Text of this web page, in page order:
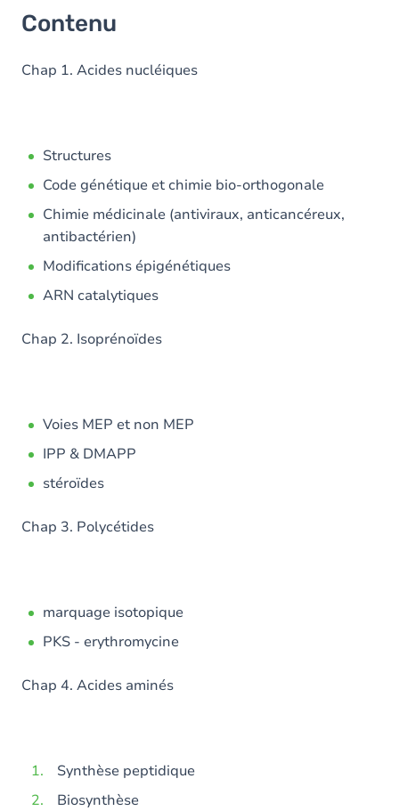
Contenu
Chap 1. Acides nucléiques
Structures
Code génétique et chimie bio-orthogonale
Chimie médicinale (antiviraux, anticancéreux,
antibactérien)
Modifications épigénétiques
ARN catalytiques
Chap 2. Isoprénoïdes
Voies MEP et non MEP
IPP & DMAPP
stéroïdes
Chap 3. Polycétides
marquage isotopique
PKS - erythromycine
Chap 4. Acides aminés
Synthèse peptidique
Biosynthèse